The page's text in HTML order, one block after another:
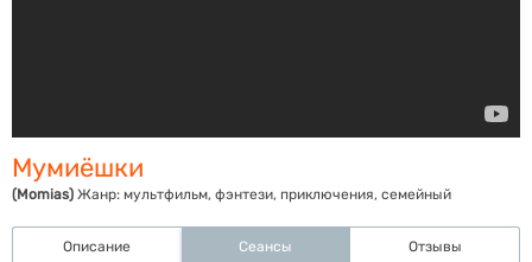
Мумиёшки
(Momias) Жанр: мультфильм, фэнтези, приключения, семейный
Описание Сеансы Отзывы